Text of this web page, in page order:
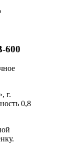
600
г.
0,8